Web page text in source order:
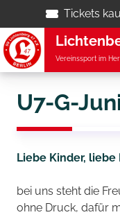
Tickets
Vereinssport im
U7-G-
Liebe Kinder, liebe
bei uns steht die
ohne Druck, dafür